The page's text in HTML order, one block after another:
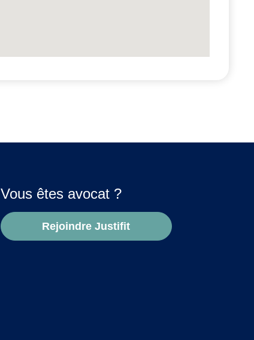
Vous êtes avocat ?
Rejoindre Justifit